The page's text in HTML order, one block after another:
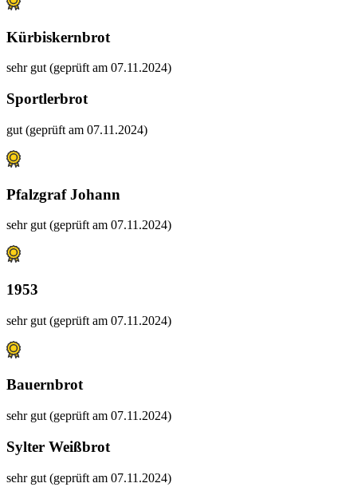
Kürbiskernbrot
sehr gut (geprüft am 07.11.2024)
Sportlerbrot
gut (geprüft am 07.11.2024)
Pfalzgraf Johann
sehr gut (geprüft am 07.11.2024)
1953
sehr gut (geprüft am 07.11.2024)
Bauernbrot
sehr gut (geprüft am 07.11.2024)
Sylter Weißbrot
sehr gut (geprüft am 07.11.2024)